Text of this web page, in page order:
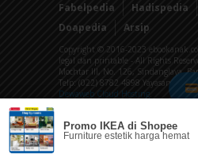
Fabelpedia
Hadispedia
Doapedia
Arsip
Copyright © 2016-2023
legal dan printable - All Rights
Mochtar III, No. 126, Sindanglaya,
Telp: (022) 8782 4898 Yayasan
Dewaweb Cloud Hosting
Promo IKEA di Shopee
Furniture estetik harga hemat